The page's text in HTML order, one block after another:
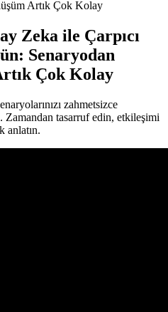
Artık Çok Kolay
Zeka ile Çarpıcı
Senaryodan
Çok Kolay
zahmetsizce
tasarruf edin, etkileşimi
anlatın.